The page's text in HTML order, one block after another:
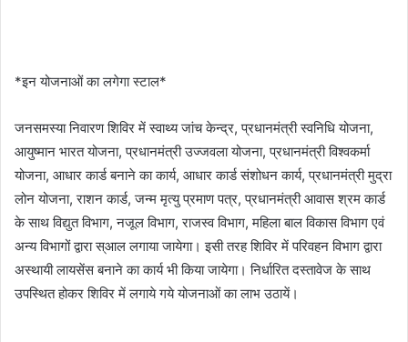
*इन योजनाओं का लगेगा स्टाल*
जनसमस्या निवारण शिविर में स्वाथ्य जांच केन्द्र, प्रधानमंत्री स्वनिधि योजना,
आयुष्मान भारत योजना, प्रधानमंत्री उज्जवला योजना, प्रधानमंत्री विश्वकर्मा
योजना, आधार कार्ड बनाने का कार्य, आधार कार्ड संशोधन कार्य, प्रधानमंत्री मुद्रा
लोन योजना, राशन कार्ड, जन्म मृत्यु प्रमाण पत्र, प्रधानमंत्री आवास श्रम कार्ड
के साथ विद्युत विभाग, नजूल विभाग, राजस्व विभाग, महिला बाल विकास विभाग एवं
अन्य विभागों द्वारा स्आल लगाया जायेगा। इसी तरह शिविर में परिवहन विभाग द्वारा
अस्थायी लायसेंस बनाने का कार्य भी किया जायेगा। निर्धारित दस्तावेज के साथ
उपस्थित होकर शिविर में लगाये गये योजनाओं का लाभ उठायें।